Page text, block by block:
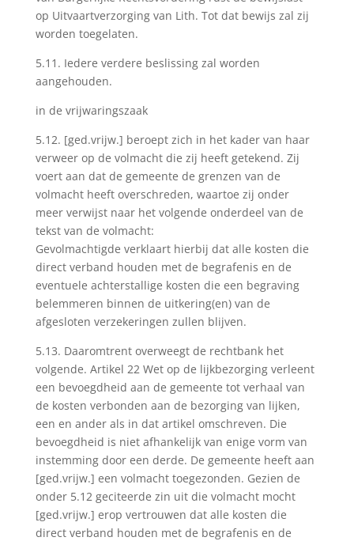
op Uitvaartverzorging van Lith. Tot dat bewijs zal zij
worden toegelaten.
5.11. Iedere verdere beslissing zal worden
aangehouden.
in de vrijwaringszaak
5.12. [ged.vrijw.] beroept zich in het kader van haar
verweer op de volmacht die zij heeft getekend. Zij
voert aan dat de gemeente de grenzen van de
volmacht heeft overschreden, waartoe zij onder
meer verwijst naar het volgende onderdeel van de
tekst van de volmacht:
Gevolmachtigde verklaart hierbij dat alle kosten die
direct verband houden met de begrafenis en de
eventuele achterstallige kosten die een begraving
belemmeren binnen de uitkering(en) van de
afgesloten verzekeringen zullen blijven.
5.13. Daaromtrent overweegt de rechtbank het
volgende. Artikel 22 Wet op de lijkbezorging verleent
een bevoegdheid aan de gemeente tot verhaal van
de kosten verbonden aan de bezorging van lijken,
een en ander als in dat artikel omschreven. Die
bevoegdheid is niet afhankelijk van enige vorm van
instemming door een derde. De gemeente heeft aan
[ged.vrijw.] een volmacht toegezonden. Gezien de
onder 5.12 geciteerde zin uit die volmacht mocht
[ged.vrijw.] erop vertrouwen dat alle kosten die
direct verband houden met de begrafenis en de